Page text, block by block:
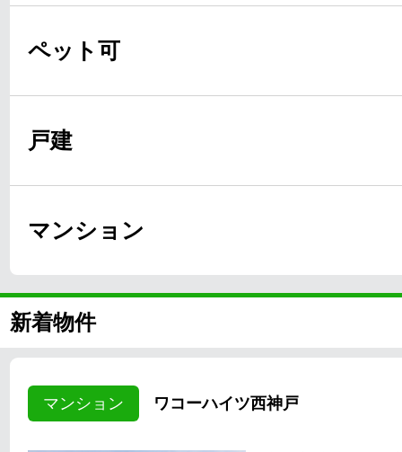
ペット可
戸建
マンション
新着物件
マンション ワコーハイツ西神戸